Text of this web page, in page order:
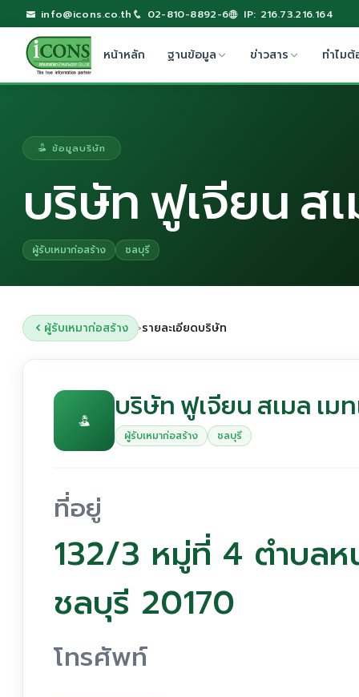
info@icons.co.th 02-810-8892-6 IP: 216.73.216.164
หน้าหลัก ฐานข้อมูล ข่าวสาร ทำไมต้
ข้อมูลบริษัท
บริษัท ฟูเจียน ส
ผู้รับเหมาก่อสร้าง ชลบุรี
ผู้รับเหมาก่อสร้าง ›รายละเอียดบริษัท
บริษัท ฟูเจียน สเมล เม
ผู้รับเหมาก่อสร้าง ชลบุรี
ที่อยู่
132/3 หมู่ที่ 4 ตำบลห
ชลบุรี 20170
โทรศัพท์